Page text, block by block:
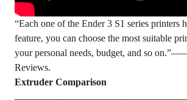
“Each one of the Ender 3 S1 series printers
feature, you can choose the most suitable
your personal needs, budget, and so
Reviews.
Extruder Comparison